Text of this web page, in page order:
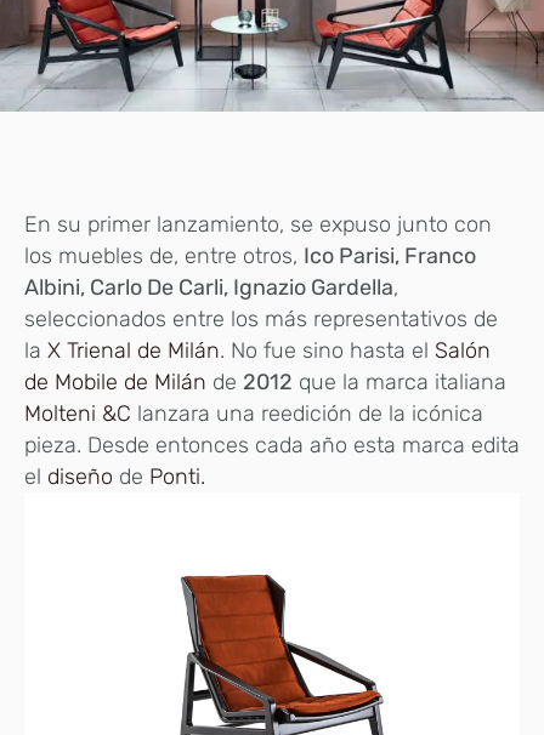
En su primer lanzamiento, se expuso junto con
los muebles de, entre otros, Ico Parisi, Franco
Albini, Carlo De Carli, Ignazio Gardella,
seleccionados entre los más representativos de
la X Trienal de Milán. No fue sino hasta el Salón
de Mobile de Milán de 2012 que la marca italiana
Molteni &C lanzara una reedición de la icónica
pieza. Desde entonces cada año esta marca edita
el diseño de Ponti.